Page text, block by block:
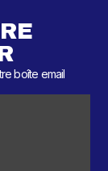
boîte email